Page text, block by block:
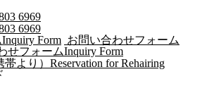
6969
6969
Inquiry Form お問い合わせフォーム
せフォームInquiry Form
より） Reservation for Rehairing